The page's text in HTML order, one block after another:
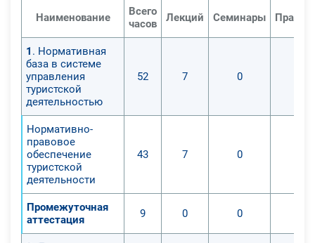
Наименование
Всего
часов
Лекций Семинары
1 . Нормативная
база в системе
управления
туристской
деятельностью
52 7 0
Нормативно-
правовое
обеспечение
туристской
деятельности
43 7 0
Промежуточная
аттестация
9 0 0